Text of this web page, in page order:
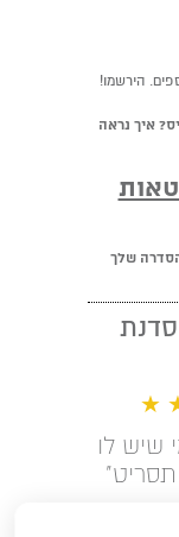
הירשמו!
איך נראה
שלך
★
שיש לו